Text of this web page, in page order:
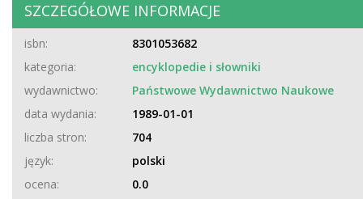
SZCZEGÓŁOWE INFORMACJE
isbn:
8301053682
kategoria:
encyklopedie i słowniki
wydawnictwo:
Państwowe Wydawnictwo Naukowe
data wydania:
1989-01-01
liczba stron:
704
język:
polski
ocena:
0.0